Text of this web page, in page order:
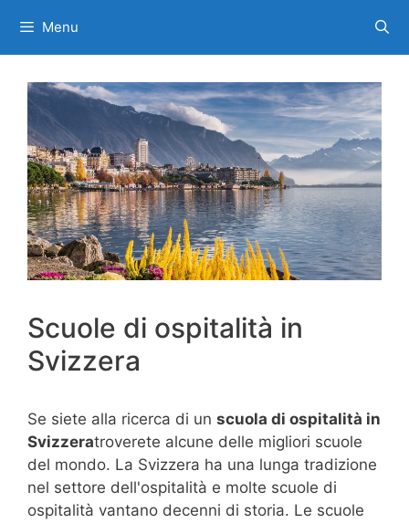
contenuto
Menu
Scuole di ospitalità in
Svizzera
Se siete alla ricerca di un scuola di ospitalità in
Svizzeratroverete alcune delle migliori scuole
del mondo. La Svizzera ha una lunga tradizione
nel settore dell'ospitalità e molte scuole di
ospitalità vantano decenni di storia. Le scuole